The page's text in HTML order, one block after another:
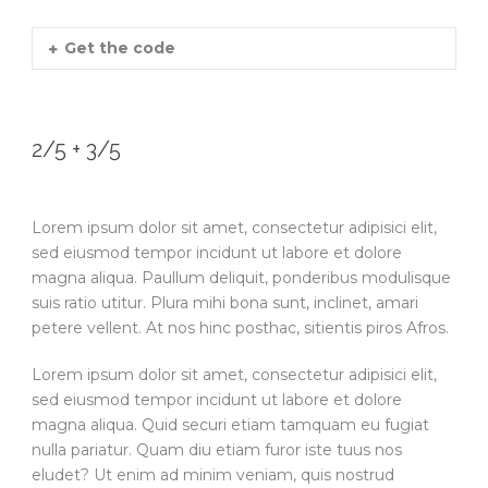
Get the code
2/5 + 3/5
Lorem ipsum dolor sit amet, consectetur adipisici elit,
sed eiusmod tempor incidunt ut labore et dolore
magna aliqua. Paullum deliquit, ponderibus modulisque
suis ratio utitur. Plura mihi bona sunt, inclinet, amari
petere vellent. At nos hinc posthac, sitientis piros Afros.
Lorem ipsum dolor sit amet, consectetur adipisici elit,
sed eiusmod tempor incidunt ut labore et dolore
magna aliqua. Quid securi etiam tamquam eu fugiat
nulla pariatur. Quam diu etiam furor iste tuus nos
eludet? Ut enim ad minim veniam, quis nostrud